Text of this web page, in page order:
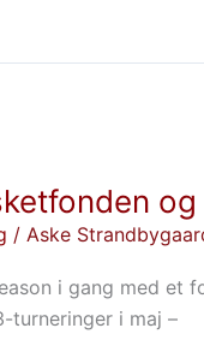
/ Aske
i gang med et
turneringer i maj –